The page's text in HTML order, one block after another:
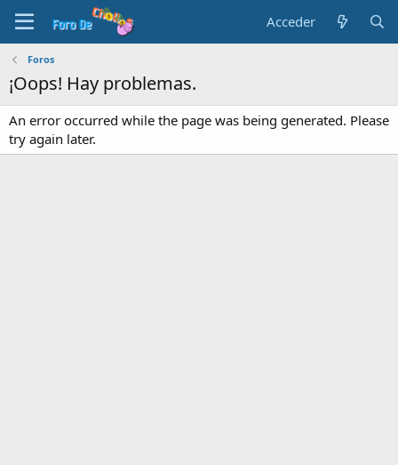
Acceder
Foros
¡Oops! Hay problemas.
An error occurred while the page was being generated. Please
try again later.